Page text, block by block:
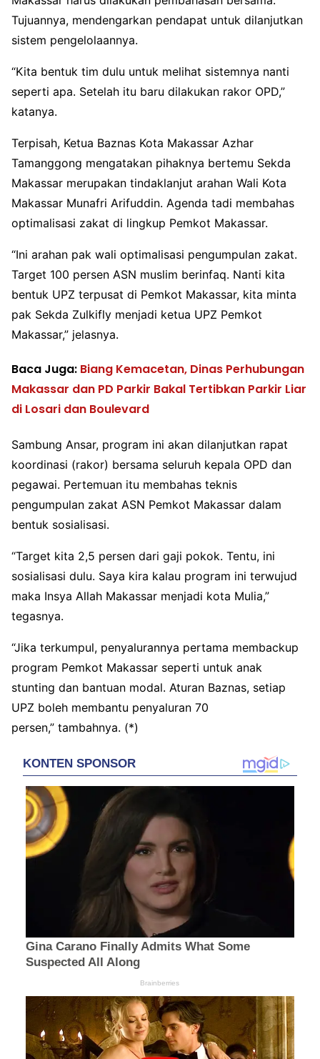
Tujuannya, mendengarkan pendapat untuk dilanjutkan
sistem pengelolaannya.
“Kita bentuk tim dulu untuk melihat sistemnya nanti
seperti apa. Setelah itu baru dilakukan rakor OPD,”
katanya.
Terpisah, Ketua Baznas Kota Makassar Azhar
Tamanggong mengatakan pihaknya bertemu Sekda
Makassar merupakan tindaklanjut arahan Wali Kota
Makassar Munafri Arifuddin. Agenda tadi membahas
optimalisasi zakat di lingkup Pemkot Makassar.
“Ini arahan pak wali optimalisasi pengumpulan zakat.
Target 100 persen ASN muslim berinfaq. Nanti kita
bentuk UPZ terpusat di Pemkot Makassar, kita minta
pak Sekda Zulkifly menjadi ketua UPZ Pemkot
Makassar,” jelasnya.
Baca Juga: Biang Kemacetan, Dinas Perhubungan
Makassar dan PD Parkir Bakal Tertibkan Parkir Liar
di Losari dan Boulevard
Sambung Ansar, program ini akan dilanjutkan rapat
koordinasi (rakor) bersama seluruh kepala OPD dan
pegawai. Pertemuan itu membahas teknis
pengumpulan zakat ASN Pemkot Makassar dalam
bentuk sosialisasi.
“Target kita 2,5 persen dari gaji pokok. Tentu, ini
sosialisasi dulu. Saya kira kalau program ini terwujud
maka Insya Allah Makassar menjadi kota Mulia,”
tegasnya.
“Jika terkumpul, penyalurannya pertama membackup
program Pemkot Makassar seperti untuk anak
stunting dan bantuan modal. Aturan Baznas, setiap
UPZ boleh membantu penyaluran 70
persen,” tambahnya. (*)